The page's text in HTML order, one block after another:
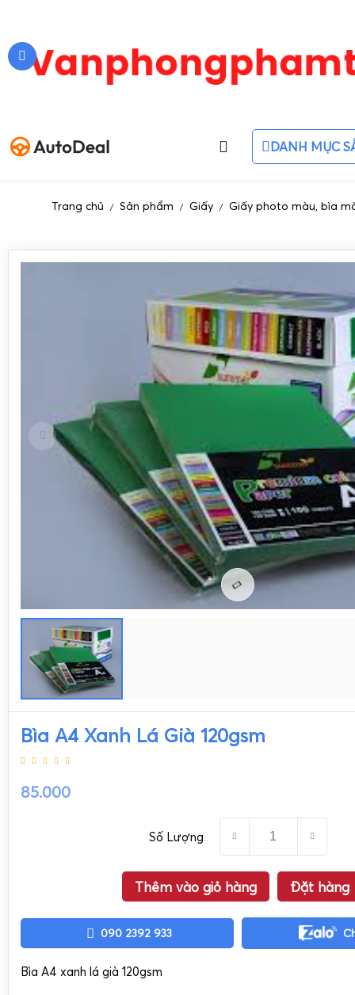
DANH MỤC
Trang chủ / Sản phẩm / Giấy / Giấy photo màu, bìa
Bìa A4 Xanh Lá Già 120gsm
85.000
Số Lượng
Thêm vào giỏ hàng Đặt hàng
090 2392 933
Bìa A4 xanh lá già 120gsm